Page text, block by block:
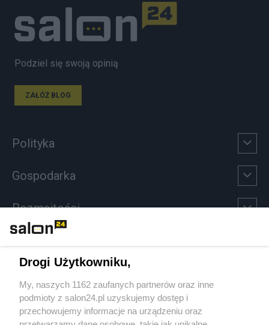
Podziel się swoją opinią
ZAŁÓŻ BLOG
Polityka
Gospodarka
Rozmaitości
Sport
Społeczeństwo
Drogi Użytkowniku,
My, naszych 1162 zaufanych partnerów oraz inne
podmioty z salon24.pl uzyskujemy dostęp i
przechowujemy informacje na urządzeniu oraz